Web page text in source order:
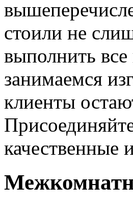
стоили не
выполнить
занимаемся
клиенты
качественные